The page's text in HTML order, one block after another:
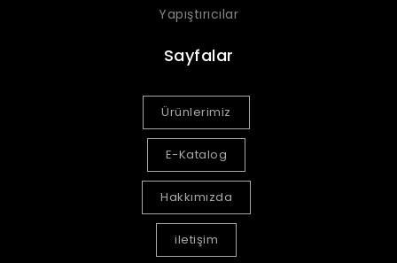
Yapıştırıcılar
Sayfalar
Ürünlerimiz
E-Katalog
Hakkımızda
iletişim